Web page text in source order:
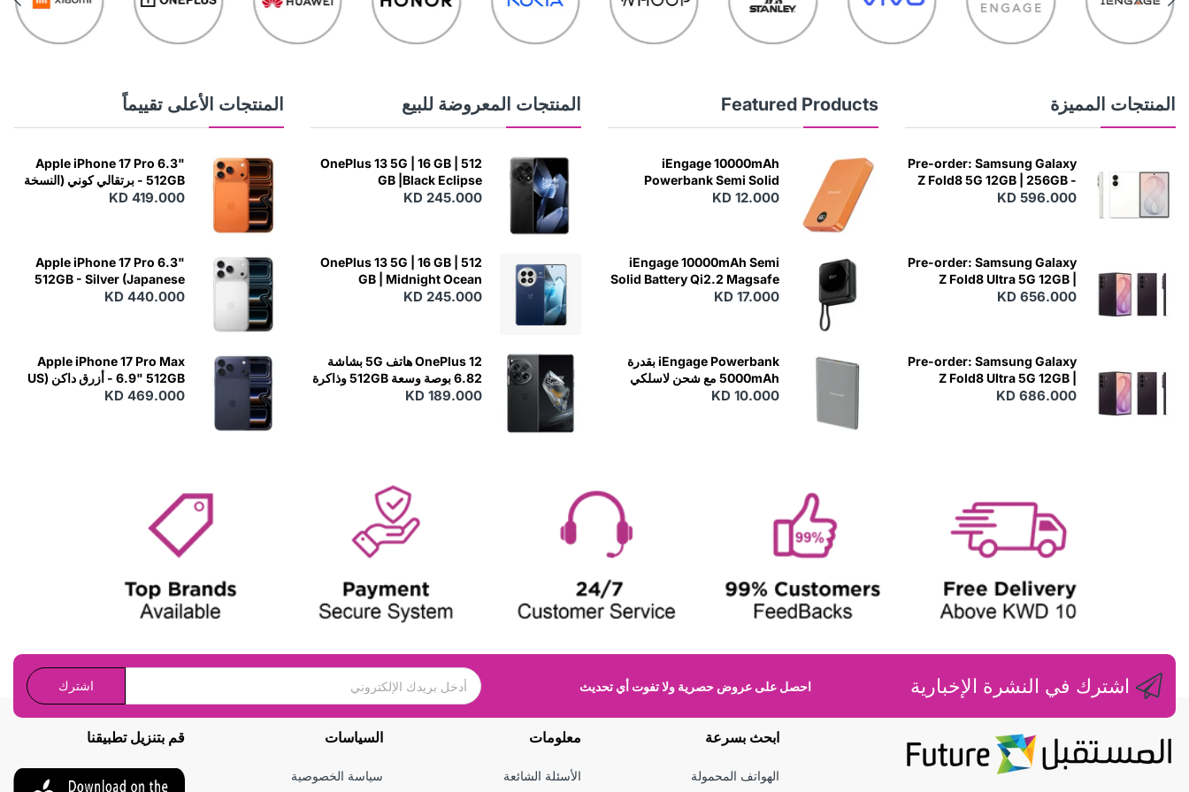
المنتجات المميزة
Pre-order: Samsung Galaxy
Z Fold8 5G 12GB | 256GB -
Cream
KD 596.000
Pre-order: Samsung Galaxy
Z Fold8 Ultra 5G 12GB |
256GB - Violet Shadow
KD 656.000
Pre-order: Samsung Galaxy
Z Fold8 Ultra 5G 12GB |
512GB - Violet Shadow
KD 686.000
Featured Products
iEngage 10000mAh
Powerbank Semi Solid
Battery 20W Wireless
KD 12.000
iEngage 10000mAh Semi
Solid Battery Qi2.2 Magsafe
Powerbank مع كابلات مدمجة
KD 17.000
iEngage Powerbank بقدرة
5000mAh مع شحن لاسلكي
(15W)
KD 10.000
المنتجات المعروضة للبيع
OnePlus 13 5G | 16 GB | 512
GB |Black Eclipse
KD 245.000
OnePlus 13 5G | 16 GB | 512
GB | Midnight Ocean
KD 245.000
OnePlus 12 هاتف 5G بشاشة
6.82 بوصة وسعة 512GB وذاكرة
RAM 16GB - Silky Black
KD 189.000
المنتجات الأعلى تقييماً
Apple iPhone 17 Pro 6.3"
512GB - برتقالي كوني (النسخة
اليابانية)
KD 419.000
Apple iPhone 17 Pro 6.3"
512GB - Silver (Japanese
Variant)
KD 440.000
Apple iPhone 17 Pro Max
6.9" 512GB - أزرق داكن (US
Variant)
KD 469.000
اشترك في النشرة الإخبارية احصل على عروض حصرية ولا تفوت أي تحديث اشترك
ابحث بسرعة
الهواتف المحمولة
معلومات
الأسئلة الشائعة
السياسات
سياسة الخصوصية
قم بتنزيل تطبيقنا